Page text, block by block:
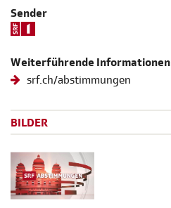
Sender
Weiterführende Informationen
srf.ch/abstimmungen
BILDER